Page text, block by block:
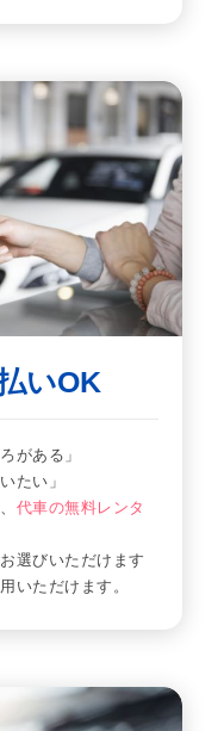
いOK
がある」
たい」
代車の無料レンタ
選びいただけます
いただけます。